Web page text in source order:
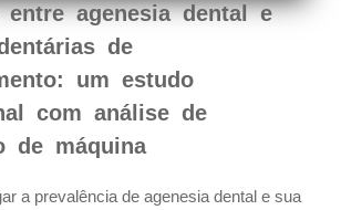
entre agenesia dental e
de
um estudo
com análise de
de máquina
a prevalência de agenesia dental e sua